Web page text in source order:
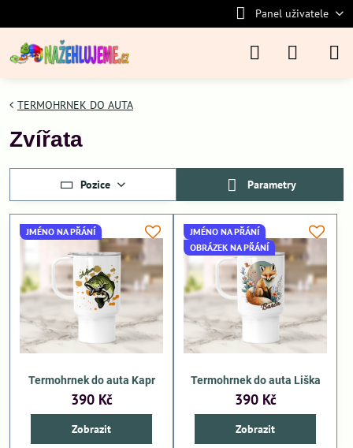
Panel uživatele
TERMOHRNEK DO AUTA
Zvířata
Pozice Parametry
JMÉNO NA PŘÁNÍ
Termohrnek do auta Kapr
390 Kč
Zobrazit
JMÉNO NA PŘÁNÍ
OBRÁZEK NA PŘÁNÍ
Termohrnek do auta Liška
390 Kč
Zobrazit